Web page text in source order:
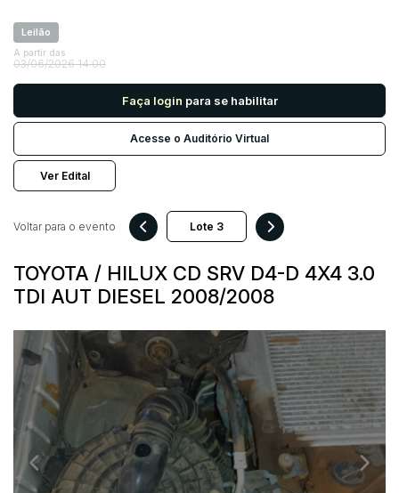
Utilitário
R$
Leilão
A partir das
03/06/2026 14:00
Faça login para se habilitar
Acesse o Auditório Virtual
Ver Edital
TOYOTA / HILUX CD SRV D4-D 4X4 3.0
TDI AUT DIESEL 2008/2008
Voltar para o evento